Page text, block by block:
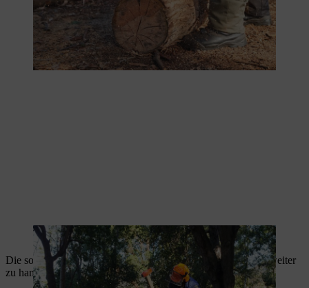
Um den Stamm auseinanderzutreiben, eignet sich ein Spaltbeil.
Die so entstandenen Spalthölzer können auf dem Sägebockweiter
zu handlichem Kaminholz-Stücken verarbeitet werden.